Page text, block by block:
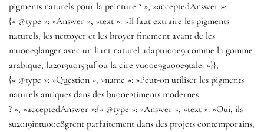
pigments naturels pour la peinture ? », »acceptedAnswer »:
{« @type »: »Answer », »text »: »Il faut extraire les pigments
naturels, les nettoyer et les broyer finement avant de les
mu00e9langer avec un liant naturel adaptu00e9 comme la gomme
arabique, lu2019u0153uf ou la cire vu00e9gu00e9tale. »}},
{« @type »: »Question », »name »: »Peut-on utiliser les pigments
naturels antiques dans des bu00e2timents modernes
? », »acceptedAnswer »:{« @type »: »Answer », »text »: »Oui, ils
su2019intu00e8grent parfaitement dans des projets contemporains,